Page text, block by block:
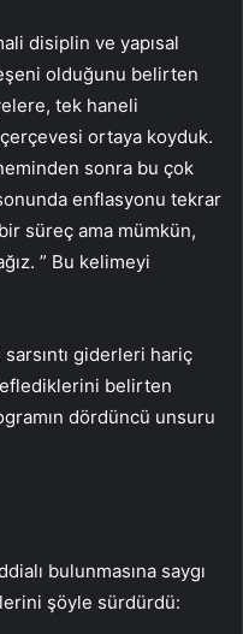
disiplin ve yapısal
olduğunu belirten
tek haneli
ortaya koyduk.
sonra bu çok
enflasyonu tekrar
süreç ama mümkün,
” Bu kelimeyi
sarsıntı giderleri hariç
belirten
dördüncü unsuru
bulunmasına saygı
şöyle sürdürdü: